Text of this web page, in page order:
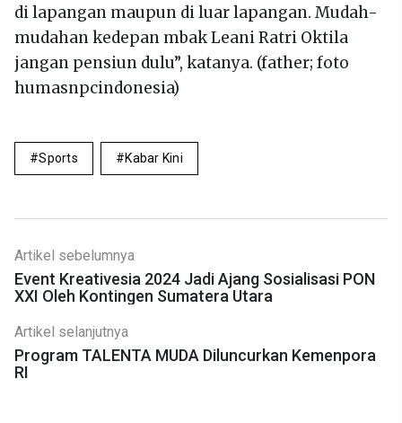
di lapangan maupun di luar lapangan. Mudah-
mudahan kedepan mbak Leani Ratri Oktila
jangan pensiun dulu”, katanya. (father; foto
humasnpcindonesia)
Sports Kabar Kini
Artikel sebelumnya
Event Kreativesia 2024 Jadi Ajang Sosialisasi PON
XXI Oleh Kontingen Sumatera Utara
Artikel selanjutnya
Program TALENTA MUDA Diluncurkan Kemenpora
RI